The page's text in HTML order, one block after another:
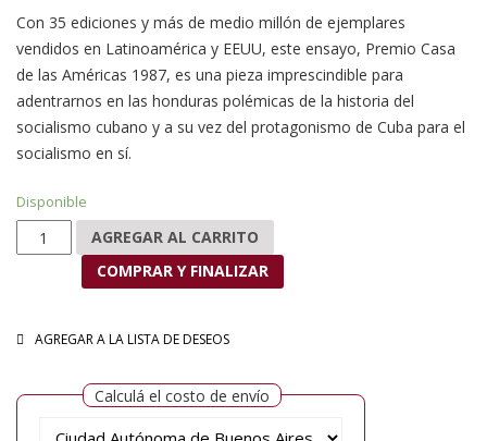
Con 35 ediciones y más de medio millón de ejemplares
vendidos en Latinoamérica y EEUU, este ensayo, Premio Casa
de las Américas 1987, es una pieza imprescindible para
adentrarnos en las honduras polémicas de la historia del
socialismo cubano y a su vez del protagonismo de Cuba para el
socialismo en sí.
Disponible
El pensamiento económico del Che cantidad
AGREGAR AL CARRITO
COMPRAR Y FINALIZAR
AGREGAR A LA LISTA DE DESEOS
Calculá el costo de envío